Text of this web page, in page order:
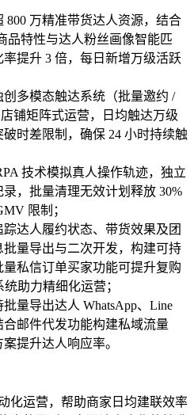
800 万精准带货达人资源，结合
品特性与达人粉丝画像智能匹
提升 3 倍，每日新增万级活跃
创多模态触达系统（批量邀约 /
铺矩阵式运营，日均触达万级
时差限制，确保 24 小时持续触
技术模拟真人操作轨迹，独立
，批量清理无效计划释放 30%
限制；
踪达人履约状态、带货效果及团
批量导出与二次开发，构建可持
私信订单买家功能可提升复购
助力精细化运营；
批量导出达人 WhatsApp、Line
邮件代发功能构建私域流量
提升达人响应率。
化运营，帮助商家日均建联效率